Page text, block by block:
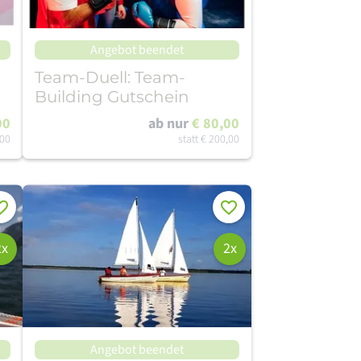
Angebot beendet
Team-Duell: Team-
Building Gutschein
ab nur€ 80,00
statt€ 200,00
Merken
2x
Angebot beendet